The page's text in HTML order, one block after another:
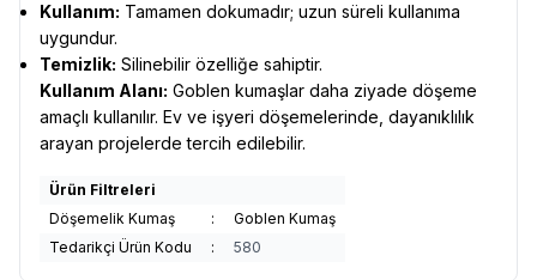
Kullanım: Tamamen dokumadır; uzun süreli kullanıma
uygundur.
Temizlik: Silinebilir özelliğe sahiptir.
Kullanım Alanı: Goblen kumaşlar daha ziyade döşeme
amaçlı kullanılır. Ev ve işyeri döşemelerinde, dayanıklılık
arayan projelerde tercih edilebilir.
Ürün Filtreleri
Döşemelik Kumaş
:
Goblen Kumaş
Tedarikçi Ürün Kodu
: 580